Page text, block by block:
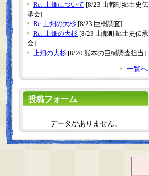
Re: 上畑について [8/23 山都町郷土史伝
承会]
Re:上畑の大杉 [8/23 巨樹調査]
Re: 上畑の大杉 [8/23 山都町郷土史伝承
会]
上畑の大杉 [8/20 熊本の巨樹調査担当]
一覧へ
投稿フォーム
データがありません。